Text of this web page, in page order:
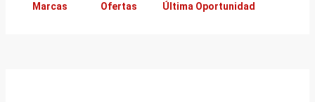
Marcas Ofertas Última Oportunidad